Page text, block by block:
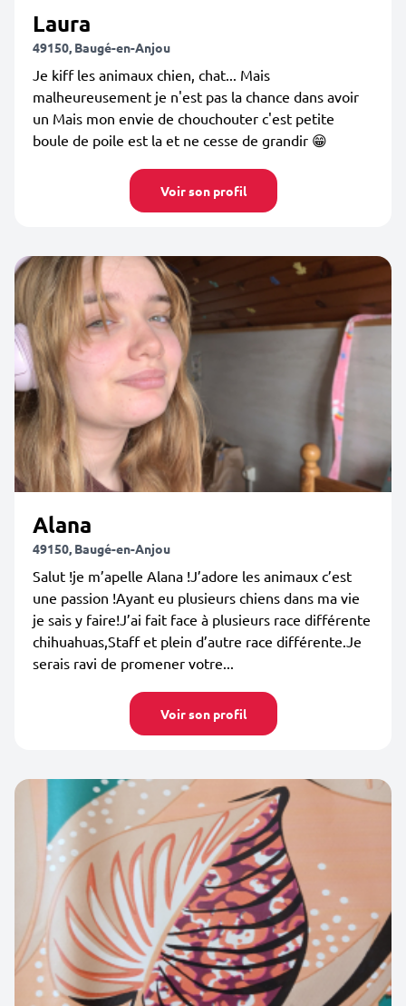
Laura
49150, Baugé-en-Anjou
Je kiff les animaux chien, chat... Mais
malheureusement je n'est pas la chance dans avoir
un Mais mon envie de chouchouter c'est petite
boule de poile est la et ne cesse de grandir 😁
Voir son profil
Alana
49150, Baugé-en-Anjou
Salut !je m’apelle Alana !J’adore les animaux c’est
une passion !Ayant eu plusieurs chiens dans ma vie
je sais y faire!J’ai fait face à plusieurs race différente
chihuahuas,Staff et plein d’autre race différente.Je
serais ravi de promener votre...
Voir son profil